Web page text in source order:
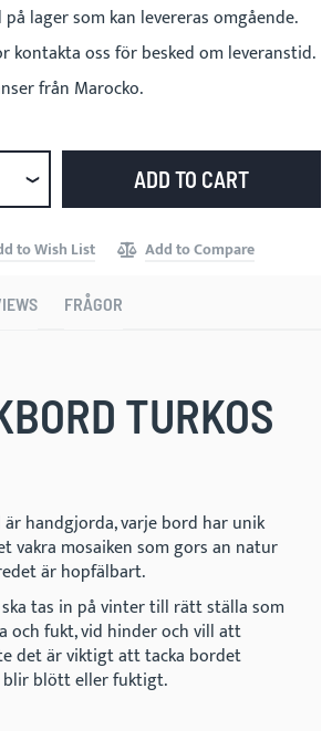
lager som kan levereras omgående.
kontakta oss för besked om leveranstid.
från Marocko.
ADD TO CART
to Wish List Add to Compare
FRÅGOR
TURKOS
handgjorda, varje bord har unik
vakra mosaiken som gors an natur
är hopfälbart.
tas in på vinter till rätt ställa som
och fukt, vid hinder och vill att
det är viktigt att tacka bordet
blött eller fuktigt.